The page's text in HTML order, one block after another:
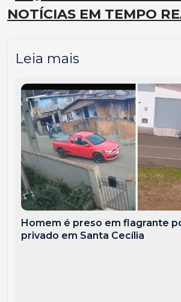
NOTÍCIAS EM TEMPO
Leia mais
Homem é preso em flagrante
privado em Santa Cecília